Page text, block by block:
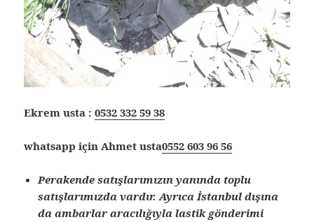
Ekrem usta :0532 332 59 38
whatsapp için Ahmet usta0552 603 96 56
Perakende satışlarımızın yanında toplu
satışlarımızda vardır. Ayrıca İstanbul dışına
da ambarlar aracılığıyla lastik gönderimi